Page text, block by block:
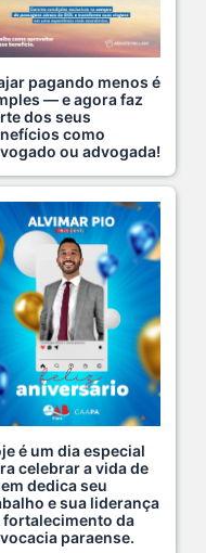
quanto s...
a vida de qu s...
Clube da Advoca s...
especial em to s...
de saúde da s...
da carreira.
pagando menos é
— e agora faz
dos seus
como
ou advogada!
é um dia especial
celebrar a vida de
dedica seu
e sua liderança
fortalecimento da
paraense.